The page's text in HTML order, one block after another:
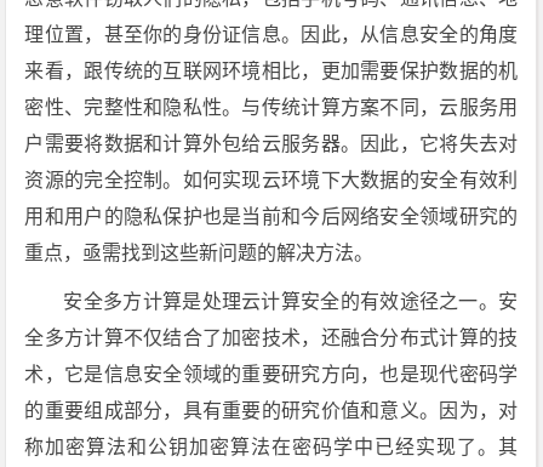
理位置，甚至你的身份证信息。因此，从信息安全的角度
来看，跟传统的互联网环境相比，更加需要保护数据的机
密性、完整性和隐私性。与传统计算方案不同，云服务用
户需要将数据和计算外包给云服务器。因此，它将失去对
资源的完全控制。如何实现云环境下大数据的安全有效利
用和用户的隐私保护也是当前和今后网络安全领域研究的
重点，亟需找到这些新问题的解决方法。
安全多方计算是处理云计算安全的有效途径之一。安
全多方计算不仅结合了加密技术，还融合分布式计算的技
术，它是信息安全领域的重要研究方向，也是现代密码学
的重要组成部分，具有重要的研究价值和意义。因为，对
称加密算法和公钥加密算法在密码学中已经实现了。其